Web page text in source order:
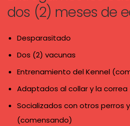
dos (2) meses de
Desparasitado
Dos (2) vacunas
Entrenamiento del Kennel
Adaptados al collar y la correa
Socializados con otros perros
(comensando)